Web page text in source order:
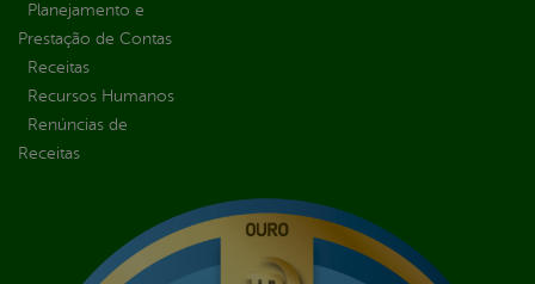
Planejamento e
Prestação de Contas
Receitas
Recursos Humanos
Renúncias de
Receitas